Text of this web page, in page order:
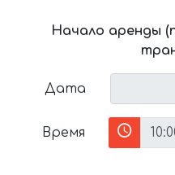
Начало аренды
Дата
Время